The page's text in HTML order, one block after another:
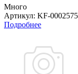
Много
Артикул: KF-
Подробнее